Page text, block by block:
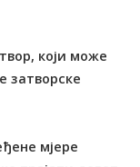
који може
затворске
мјере